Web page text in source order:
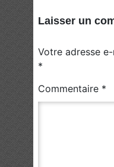
Laisser un
Votre adresse
*
Commentaire *